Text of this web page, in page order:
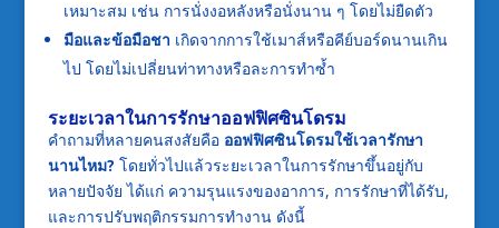
เหมาะสม เช่น การนั่งงอหลังหรือนั่งนาน ๆ โดยไม่ยืดตัว
มือและข้อมือชา เกิดจากการใช้เมาส์หรือคีย์บอร์ดนานเกิน
ไป โดยไม่เปลี่ยนท่าทางหรือละการทำซ้ำ
ระยะเวลาในการรักษาออฟฟิศซินโดรม
คำถามที่หลายคนสงสัยคือ ออฟฟิศซินโดรมใช้เวลารักษา
นานไหม? โดยทั่วไปแล้วระยะเวลาในการรักษาขึ้นอยู่กับ
หลายปัจจัย ได้แก่ ความรุนแรงของอาการ, การรักษาที่ได้รับ,
และการปรับพฤติกรรมการทำงาน ดังนี้